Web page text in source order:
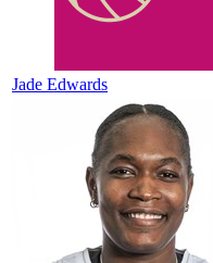
Jade Edwards